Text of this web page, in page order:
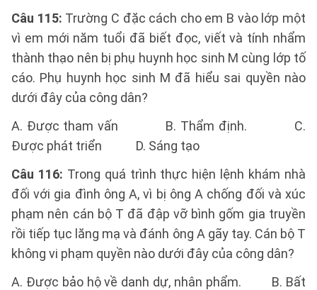
Câu 115: Trường C đặc cách cho em B vào lớp một
vì em mới năm tuổi đã biết đọc, viết và tính nhẩm
thành thạo nên bị phụ huynh học sinh M cùng lớp tố
cáo. Phụ huynh học sinh M đã hiểu sai quyền nào
dưới đây của công dân?
A. Được tham vấn B. Thẩm định. C.
Được phát triển D. Sáng tạo
Câu 116: Trong quá trình thực hiện lệnh khám nhà
đối với gia đình ông A, vì bị ông A chống đối và xúc
phạm nên cán bộ T đã đập vỡ bình gốm gia truyền
rồi tiếp tục lăng mạ và đánh ông A gãy tay. Cán bộ T
không vi phạm quyền nào dưới đây của công dân?
A. Được bảo hộ về danh dự, nhân phẩm. B. Bất